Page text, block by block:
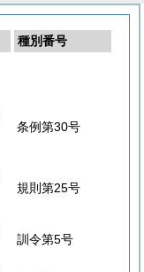
種別番号
条例第30号
規則第25号
訓令第5号